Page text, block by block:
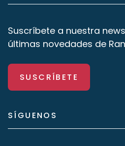
Suscríbete a nuestra
últimas novedades de
SUSCRÍBETE
SÍGUENOS